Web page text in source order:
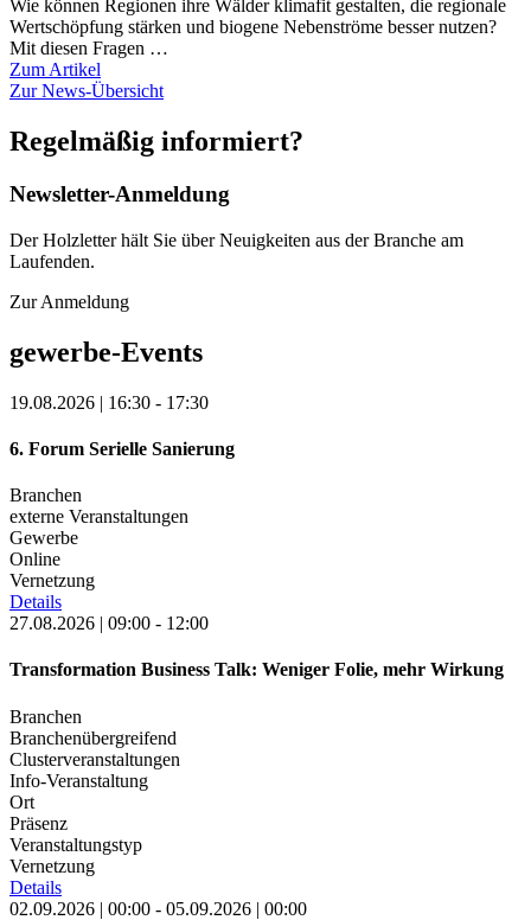
Wie können Regionen ihre Wälder klimafit gestalten, die regionale
Wertschöpfung stärken und biogene Nebenströme besser nutzen?
Mit diesen Fragen …
Zum Artikel
Zur News-Übersicht
Regelmäßig informiert?
Newsletter-Anmeldung
Der Holzletter hält Sie über Neuigkeiten aus der Branche am
Laufenden.
Zur Anmeldung
gewerbe-Events
19.08.2026 | 16:30 - 17:30
6. Forum Serielle Sanierung
Branchen
externe Veranstaltungen
Gewerbe
Online
Vernetzung
Details
27.08.2026 | 09:00 - 12:00
Transformation Business Talk: Weniger Folie, mehr Wirkung
Branchen
Branchenübergreifend
Clusterveranstaltungen
Info-Veranstaltung
Ort
Präsenz
Veranstaltungstyp
Vernetzung
Details
02.09.2026 | 00:00 - 05.09.2026 | 00:00